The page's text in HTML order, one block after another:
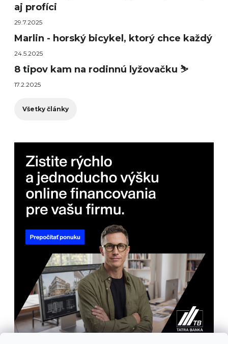
aj profíci
29.7.2025
Marlin - horský bicykel, ktorý chce každý
24.5.2025
8 tipov kam na rodinnú lyžovačku ⛷️
17.2.2025
Všetky články